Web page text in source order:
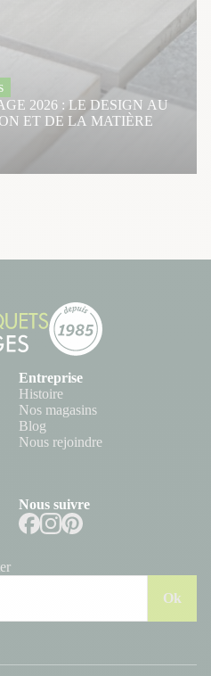
2026 : LE DESIGN AU
ET DE LA MATIÈRE
Entreprise
Histoire
Nos magasins
Blog
Nous rejoindre
Nous suivre
Ok